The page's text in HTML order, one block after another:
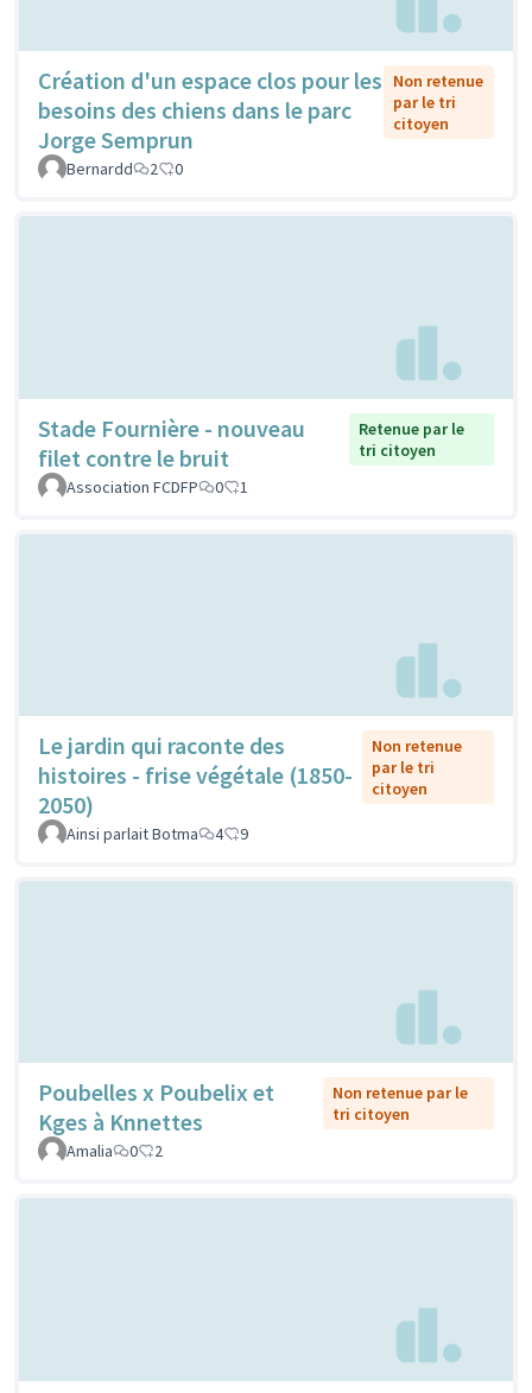
Création d'un espace clos pour les
besoins des chiens dans le parc
Jorge Semprun
Non retenue
par le tri
citoyen
Bernardd 2 0
Stade Fournière - nouveau
filet contre le bruit
Retenue par le
tri citoyen
Association FCDFP
0 1
Le jardin qui raconte des
histoires - frise végétale (1850-
2050)
Non retenue
par le tri
citoyen
Ainsi parlait Botma 4 9
Poubelles x Poubelix et
Kges à Knnettes
Non retenue par le
tri citoyen
Amalia
0 2